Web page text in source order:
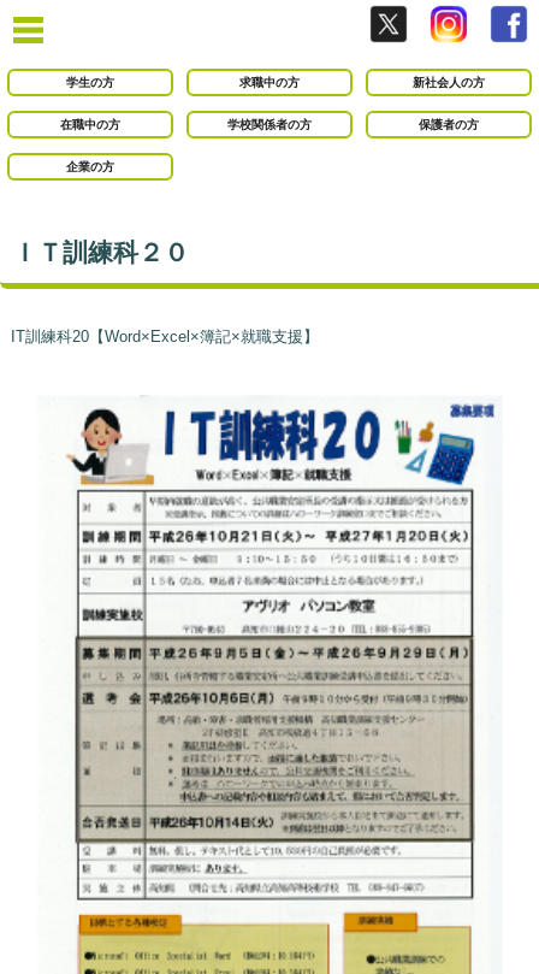
学生の方 求職中の方 新社会人の方
在職中の方 学校関係者の方 保護者の方
企業の方
ＩＴ訓練科２０
IT訓練科20【Word×Excel×簿記×就職支援】